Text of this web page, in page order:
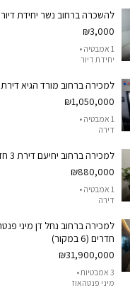
להשכרה ברחוב נשר יחידת דיור 2 חדרים
₪3,000
1 אמבטיה •
יחידת דיור
למכירה ברחוב מורד הגיא דירת 3.5 חדרים
₪1,050,000
1 אמבטיה •
דירה
למכירה ברחוב יחיעם דירת 3 חדרים
₪880,000
1 אמבטיה •
דירה
חדרים (6 במקור)
₪31,900,000
3 אמבטיות •
מיני פנטהאוז